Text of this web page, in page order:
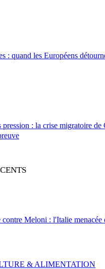
: quand les Européens
pression : la crise migratoire de
contre Meloni : l'Italie menacée
& ALIMENTATION